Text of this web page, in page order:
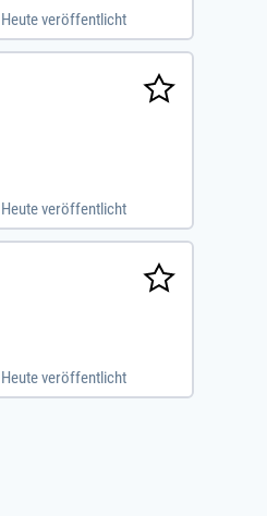
Heute veröffentlicht
Heute veröffentlicht
Heute veröffentlicht